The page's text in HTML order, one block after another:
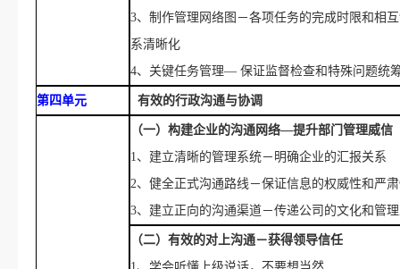
3、制作管理网络图－各项任务的完成时限和相
系清晰化
4、关键任务管理— 保证监督检查和特殊问题统
第四单元 有效的行政沟通与协调
（一）构建企业的沟通网络—提升部门管理威信
1、建立清晰的管理系统－明确企业的汇报关系
2、健全正式沟通路线－保证信息的权威性和严
3、建立正向的沟通渠道－传递公司的文化和管
（二）有效的对上沟通－获得领导信任